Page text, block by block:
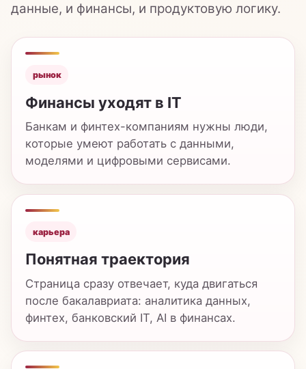
Финансы уходят в IT
Банкам и финтех-компаниям нужны люди,
которые умеют работать с данными,
моделями и цифровыми сервисами.
карьера
Понятная траектория
навыки
Python, ML и продукт
Программа собирает технические
инструменты и понимание финансовой